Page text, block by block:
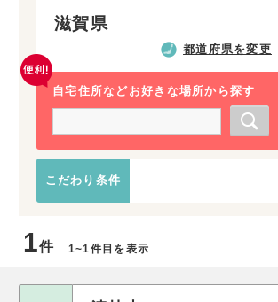
滋賀県
都道府県を変更
自宅住所などお好きな場所から探す
こだわり条件
1件 1~1件目を表示